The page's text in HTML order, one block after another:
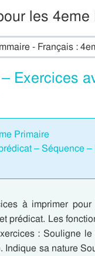
les
- Français :
Exercices
Primaire
– Séquence
à imprimer
prédicat. Les
: Souligne
Indique sa nature